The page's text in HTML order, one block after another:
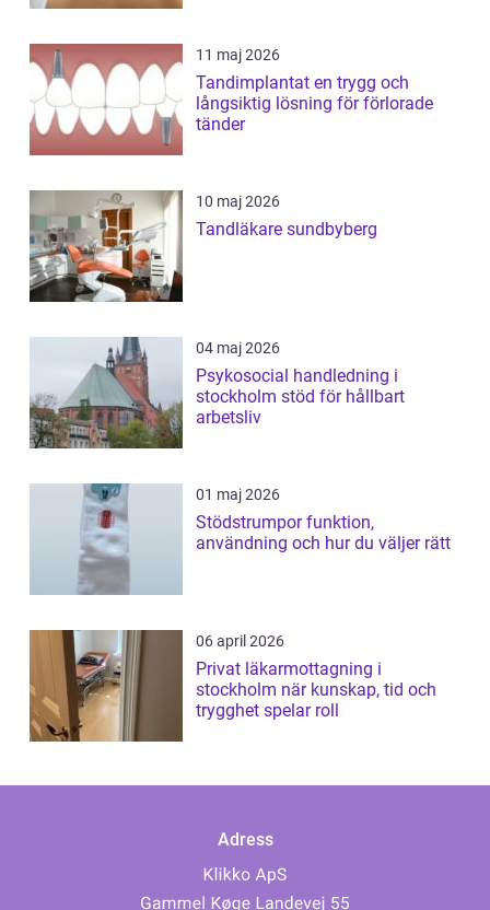
11 maj 2026
Tandimplantat en trygg och
långsiktig lösning för förlorade
tänder
10 maj 2026
Tandläkare sundbyberg
04 maj 2026
Psykosocial handledning i
stockholm stöd för hållbart
arbetsliv
01 maj 2026
Stödstrumpor funktion,
användning och hur du väljer rätt
06 april 2026
Privat läkarmottagning i
stockholm när kunskap, tid och
trygghet spelar roll
Adress